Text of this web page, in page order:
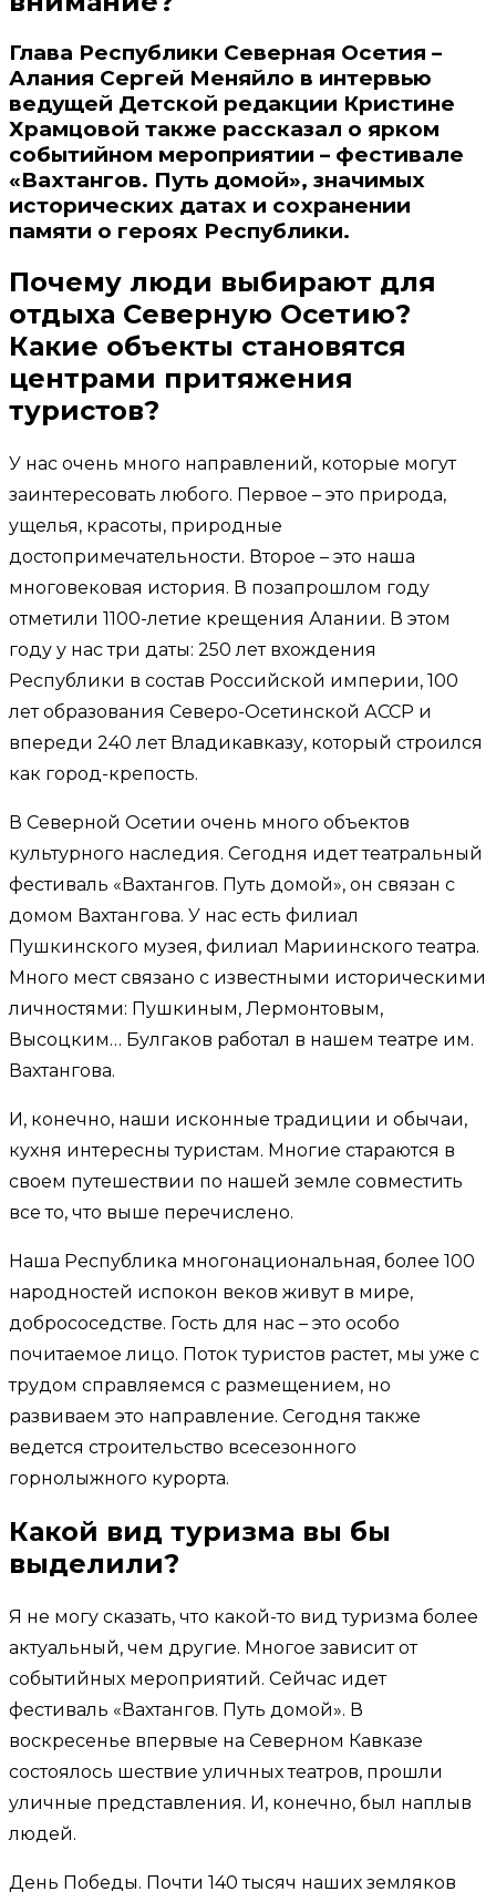
Глава Республики Северная Осетия –
Алания Сергей Меняйло в интервью
ведущей Детской редакции Кристине
Храмцовой также рассказал о ярком
событийном мероприятии – фестивале
«Вахтангов. Путь домой», значимых
исторических датах и сохранении
памяти о героях Республики.
Почему люди выбирают для
отдыха Северную Осетию?
Какие объекты становятся
центрами притяжения
туристов?
У нас очень много направлений, которые могут
заинтересовать любого. Первое – это природа,
ущелья, красоты, природные
достопримечательности. Второе – это наша
многовековая история. В позапрошлом году
отметили 1100-летие крещения Алании. В этом
году у нас три даты: 250 лет вхождения
Республики в состав Российской империи, 100
лет образования Северо-Осетинской АССР и
впереди 240 лет Владикавказу, который строился
как город-крепость.
В Северной Осетии очень много объектов
культурного наследия. Сегодня идет театральный
фестиваль «Вахтангов. Путь домой», он связан с
домом Вахтангова. У нас есть филиал
Пушкинского музея, филиал Мариинского театра.
Много мест связано с известными историческими
личностями: Пушкиным, Лермонтовым,
Высоцким… Булгаков работал в нашем театре им.
Вахтангова.
И, конечно, наши исконные традиции и обычаи,
кухня интересны туристам. Многие стараются в
своем путешествии по нашей земле совместить
все то, что выше перечислено.
Наша Республика многонациональная, более 100
народностей испокон веков живут в мире,
добрососедстве. Гость для нас – это особо
почитаемое лицо. Поток туристов растет, мы уже с
трудом справляемся с размещением, но
развиваем это направление. Сегодня также
ведется строительство всесезонного
горнолыжного курорта.
Какой вид туризма вы бы
выделили?
Я не могу сказать, что какой-то вид туризма более
актуальный, чем другие. Многое зависит от
событийных мероприятий. Сейчас идет
фестиваль «Вахтангов. Путь домой». В
воскресенье впервые на Северном Кавказе
состоялось шествие уличных театров, прошли
уличные представления. И, конечно, был наплыв
людей.
День Победы. Почти 140 тысяч наших земляков